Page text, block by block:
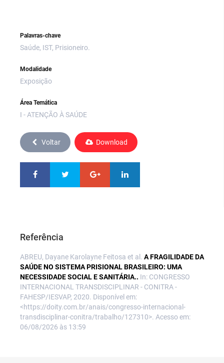
Palavras-chave
Saúde, IST, Prisioneiro.
Modalidade
Exposição
Área Temática
I - ATENÇÃO À SAÚDE
Voltar Download
Referência
ABREU, Dayane Karolayne Feitosa et al. A FRAGILIDADE DA
SAÚDE NO SISTEMA PRISIONAL BRASILEIRO: UMA
NECESSIDADE SOCIAL E SANITÁRIA.. In: CONGRESSO
INTERNACIONAL TRANSDISCIPLINAR - CONITRA -
FAHESP/IESVAP, 2020. Disponível em:
<https://doity.com.br/anais/congresso-internacional-
transdisciplinar-conitra/trabalho/127310>. Acesso em:
06/08/2026 às 13:59